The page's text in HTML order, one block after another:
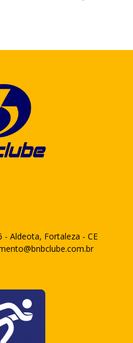
- Aldeota, Fortaleza - CE